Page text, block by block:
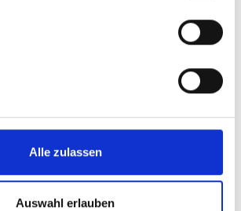
Alle zulassen
Auswahl erlauben